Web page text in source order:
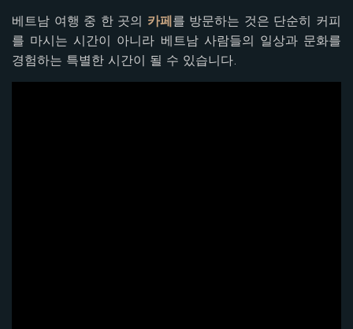
베트남 여행 중 한 곳의 카페를 방문하는 것은 단순히 커피
를 마시는 시간이 아니라 베트남 사람들의 일상과 문화를
경험하는 특별한 시간이 될 수 있습니다.